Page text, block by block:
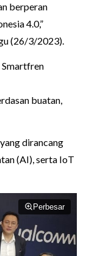
berperan
4.0,”
(26/3/2023).
Smartfren
buatan,
dirancang
(AI), serta IoT
Perbesar